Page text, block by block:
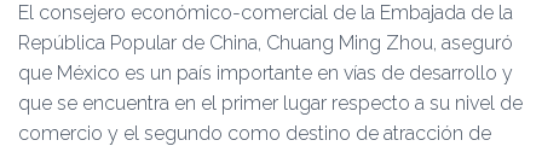
El consejero económico-comercial de la Embajada de la
República Popular de China, Chuang Ming Zhou, aseguró
que México es un país importante en vías de desarrollo y
que se encuentra en el primer lugar respecto a su nivel de
comercio y el segundo como destino de atracción de